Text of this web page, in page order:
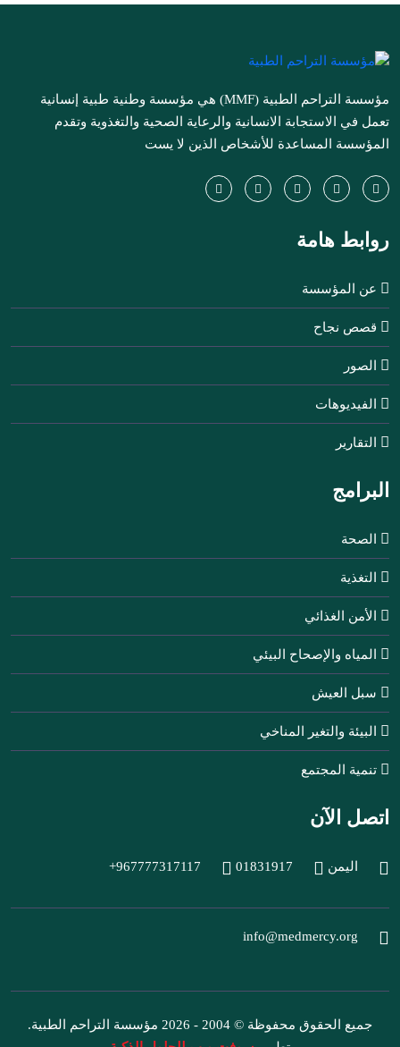
مؤسسة التراحم الطبية (MMF) هي مؤسسة وطنية طبية إنسانية
تعمل في الاستجابة الانسانية والرعاية الصحية والتغذوية وتقدم
المؤسسة المساعدة للأشخاص الذين لا يست
روابط هامة
عن المؤسسة
قصص نجاح
الصور
الفيديوهات
التقارير
البرامج
الصحة
التغذية
الأمن الغذائي
المياه والإصحاح البيئي
سبل العيش
البيئة والتغير المناخي
تنمية المجتمع
اتصل الآن
اليمن 01831917
+967777317117
info@medmercy.org
جميع الحقوق محفوظة © 2004 - 2026 مؤسسة التراحم الطبية.